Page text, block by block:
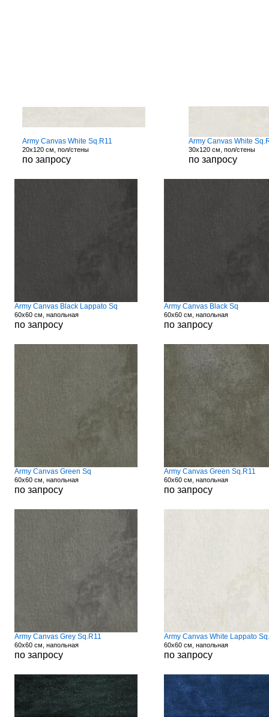
Army Canvas White Sq.R11
20x120 см, пол/стены
по запросу
Army Canvas White
30x120 см, пол/стены
по запросу
Army Canvas Black Lappato Sq
60x60 см, напольная
по запросу
Army Canvas Black Sq
60x60 см, напольная
по запросу
Army Canvas Green Sq
60x60 см, напольная
по запросу
Army Canvas Green Sq.R11
60x60 см, напольная
по запросу
Army Canvas Grey Sq.R11
60x60 см, напольная
по запросу
Army Canvas White Lappato Sq.
60x60 см, напольная
по запросу